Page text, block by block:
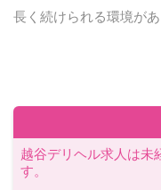
長く続けられる環境があ
越谷デリヘル求人は未
す。